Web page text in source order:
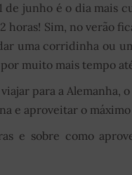
de junho é o dia mais
horas! Sim, no verão
uma corridinha ou
muito mais tempo
para a Alemanha,
e aproveitar o
e sobre como